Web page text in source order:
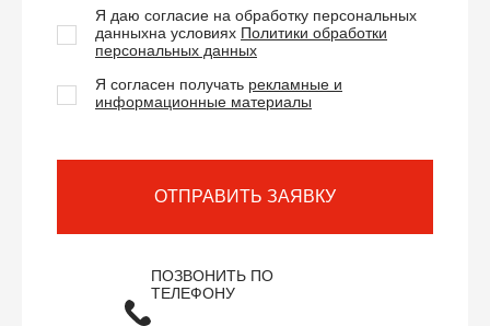
Я даю согласие на обработку персональных
данныхна условиях Политики обработки
персональных данных
Я согласен получать рекламные и
информационные материалы
ОТПРАВИТЬ ЗАЯВКУ
ПОЗВОНИТЬ ПО
ТЕЛЕФОНУ